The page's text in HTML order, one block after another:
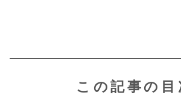
この記事の目